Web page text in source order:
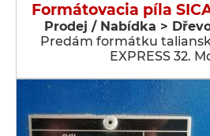
Formátovacia píla
Prodej / Nabídka >
Predám formátku
EXPRESS 32.